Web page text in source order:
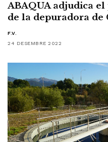
ABAQUA adjudica
de la depuradora de
F.V.
24 DESEMBRE 2022